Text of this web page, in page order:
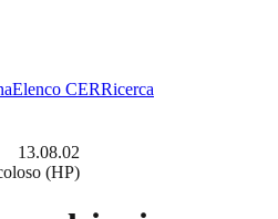
Elenco CERRicerca
13.08.02
(HP)